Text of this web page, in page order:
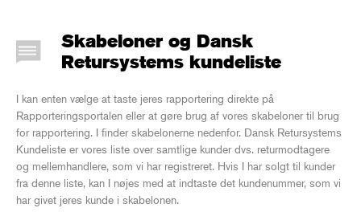
Skabeloner og Dansk
Retursystems kundeliste
I kan enten vælge at taste jeres rapportering direkte på
Rapporteringsportalen eller at gøre brug af vores skabeloner til brug
for rapportering. I finder skabelonerne nedenfor. Dansk Retursystems
Kundeliste er vores liste over samtlige kunder dvs. returmodtagere
og mellemhandlere, som vi har registreret. Hvis I har solgt til kunder
fra denne liste, kan I nøjes med at indtaste det kundenummer, som vi
har givet jeres kunde i skabelonen.